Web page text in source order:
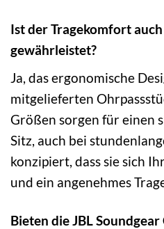
Ist der Tragekomfort
gewährleistet?
Ja, das ergonomische
mitgelieferten
Größen sorgen für einen
Sitz, auch bei
konzipiert, dass sie sich
und ein angenehmes
Bieten die JBL